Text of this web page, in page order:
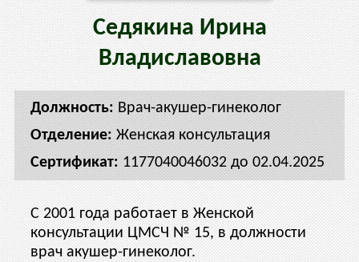
СедякинаИрина
Владиславовна
Врач-акушер-гинеколог
Женская консультация
1177040046032 до 02.04.2025
С 2001 года работает в Женской
консультации ЦМСЧ № 15, в должности
врач акушер-гинеколог.